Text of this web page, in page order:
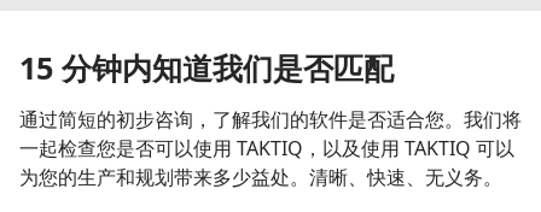
15 分钟内知道我们是否匹配
通过简短的初步咨询，了解我们的软件是否适合您。我们将
一起检查您是否可以使用 TAKTIQ，以及使用 TAKTIQ 可以
为您的生产和规划带来多少益处。清晰、快速、无义务。